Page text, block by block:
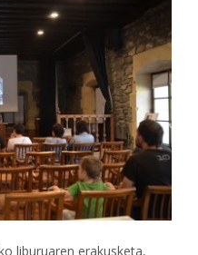
liburuaren erakusketa,